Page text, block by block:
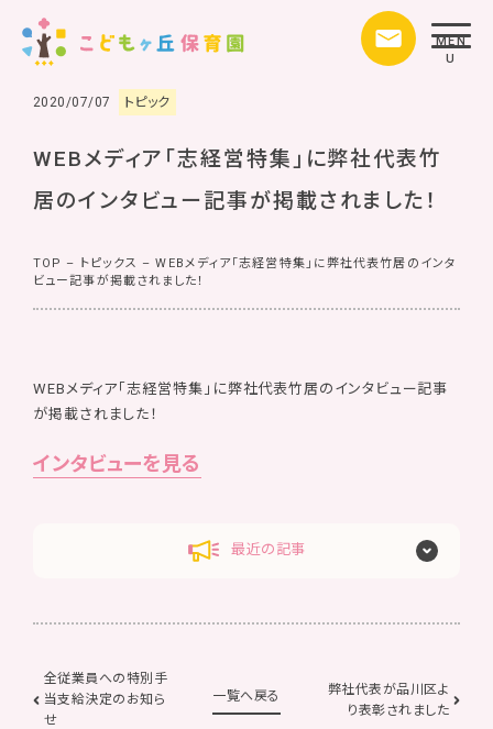
MEN
U
2020/07/07 トピック
WEBメディア「志経営特集」に弊社代表竹
居のインタビュー記事が掲載されました！
TOP – トピックス – WEBメディア「志経営特集」に弊社代表竹居のインタ
ビュー記事が掲載されました！
WEBメディア「志経営特集」に弊社代表竹居のインタビュー記事
が掲載されました！
インタビューを見る
最近の記事
全従業員への特別手
当支給決定のお知ら
せ
一覧へ戻る
弊社代表が品川区よ
り表彰されました